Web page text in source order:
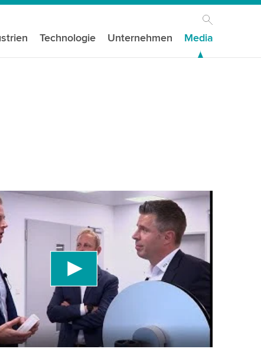
Technologie Unternehmen Media
Ihre Zustimmung, um den YouTube-
zu laden!
einen Drittanbieterdienst, um Videoinhalte
Daten über Ihre Aktivitäten sammeln kann.
Sie die Details und akzeptieren Sie den
Video anzusehen.
Weitere Informationen